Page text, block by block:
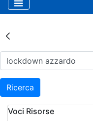
Risultati
Ricerca
Voci Risorse